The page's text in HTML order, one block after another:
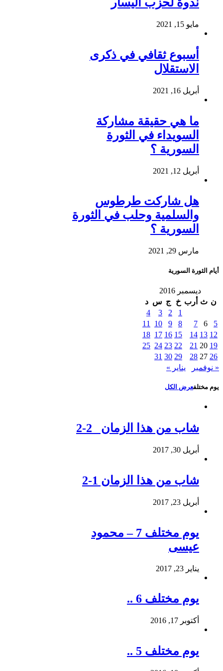
مايو 15, 2021
أسبوع ثقافي في ذكرى
الاستقلال
أبريل 16, 2021
ما هي حقيقة مشاركة
السويداء في الثورة
السورية ؟
أبريل 12, 2021
هل شاركت طرطوس
والسلمية وحلب في الثورة
السورية ؟
مارس 29, 2021
أيام الثورة السورية
ديسمبر 2016
ن ث أرب خ ج س د
1
2
3
4
5
6
7
8
9
10
11
12
13
14
15
16
17
18
19
20
21
22
23
24
25
26
27
28
29
30
31
« نوفمبر
يناير »
يوم مختلفعرض الكل
شاب من هذا الزمان 2-2
أبريل 30, 2017
شاب من هذا الزمان 1-2
أبريل 23, 2017
يوم مختلف 7 – محمود
عيسى
يناير 23, 2017
يوم مختلف 6 ..
أكتوبر 17, 2016
يوم مختلف 5 ..